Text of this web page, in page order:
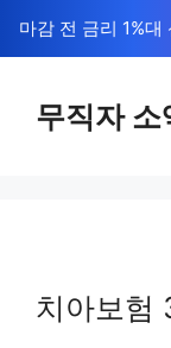
텐
마감 전 금리 1%대
무직자 소
치아보험